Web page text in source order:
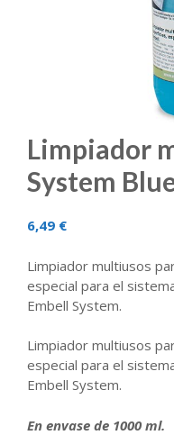
Limpiador
System
6,49 €
Limpiador multiusos
especial para el
Embell System.
Limpiador multiusos
especial para el
Embell System.
En envase de 1000 ml.